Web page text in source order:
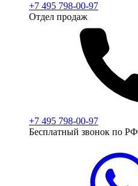
+7 495 798-00-97
Отдел продаж
+7 495 798-00-97
Бесплатный звонок по РФ